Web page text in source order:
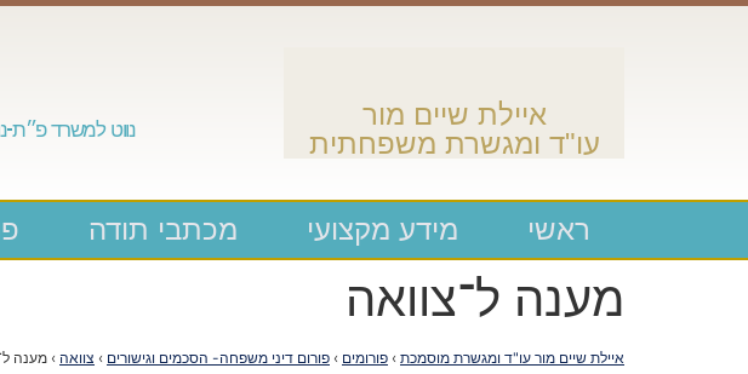
איילת שיים מור
עו"ד ומגשרת משפחתית
נווט למשרד פ״ת
ראשי מידע מקצועי מכתבי תודה
מענה ל־צוואה
איילת שיים מור עו"ד ומגשרת מוסמכת › פורומים › פורום דיני משפחה- הסכמים וגישורים › צוואה › מענה